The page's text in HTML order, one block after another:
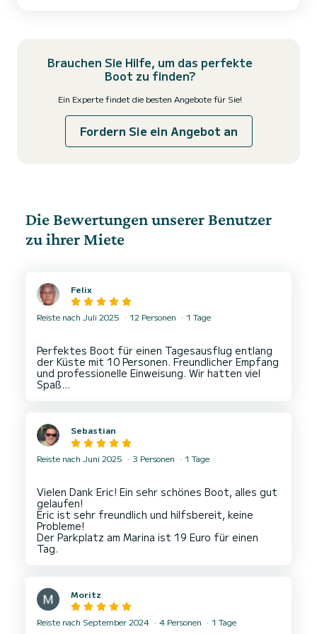
Brauchen Sie Hilfe, um das perfekte
Boot zu finden?
Ein Experte findet die besten Angebote für Sie!
Fordern Sie ein Angebot an
Die Bewertungen unserer Benutzer
zu ihrer Miete
Felix
Reiste nach Juli 2025 12 Personen 1 Tage
Perfektes Boot für einen Tagesausflug entlang
der Küste mit 10 Personen. Freundlicher Empfang
und professionelle Einweisung. Wir hatten viel
Sebastian
Reiste nach Juni 2025 3 Personen 1 Tage
Vielen Dank Eric! Ein sehr schönes Boot, alles gut
gelaufen!
Eric ist sehr freundlich und hilfsbereit, keine
Probleme!
Der Parkplatz am Marina ist 19 Euro für einen
Moritz
Reiste nach September 2024 4 Personen 1 Tage